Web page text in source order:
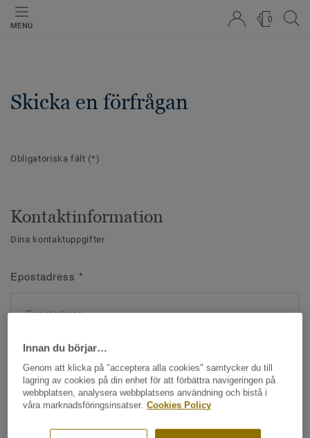
MENU
0
Skicka en förfrågan
Obligatoriska fält (*)
Kontaktinformation
Dina kontaktuppgifter
Epostadress *
Namn*
Innan du börjar…
Genom att klicka på "acceptera alla cookies" samtycker du till
lagring av cookies på din enhet för att förbättra navigeringen på
webbplatsen, analysera webbplatsens användning och bistå i
våra marknadsföringsinsatser. Cookies Policy